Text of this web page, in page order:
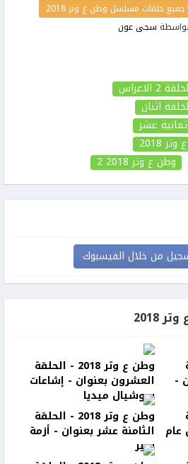
جميع حلقات مسلسل وطن ع وتر 2018
سجى عون
عشر
2018
وطن ع وتر 2018 2
من خلال الفيسبوك
-
وطن ع وتر 2018 - الحلقة
العشرون بعنوان - إشاعات
سوشيال ميديا
عام
وطن ع وتر 2018 - الحلقة
الثامنة عشر بعنوان - أزمة
سير